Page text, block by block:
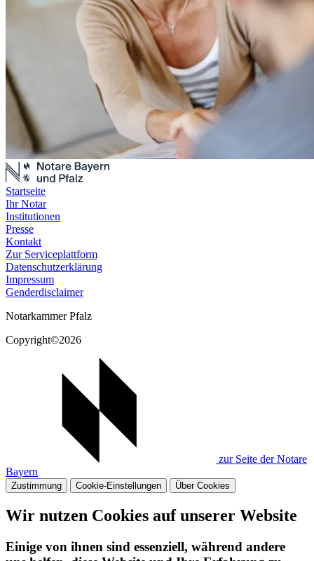
Startseite
Ihr Notar
Institutionen
Presse
Kontakt
Zur Serviceplattform
Datenschutzerklärung
Impressum
Genderdisclaimer
Notarkammer Pfalz
Copyright©2026
zur Seite der Notare
Bayern
Zustimmung Cookie-Einstellungen Über Cookies
Wir nutzen Cookies auf unserer Website
Einige von ihnen sind essenziell, während andere